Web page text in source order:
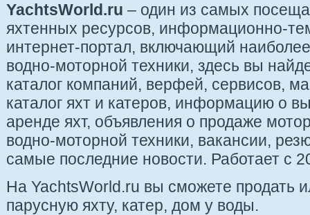
YachtsWorld.ru – один из самых
яхтенных ресурсов, информационно-
интернет-портал, включающий
водно-моторной техники, здесь вы
каталог компаний, верфей, сервисов,
каталог яхт и катеров, информацию о
аренде яхт, объявления о продаже
водно-моторной техники, вакансии,
самые последние новости. Работает с
На YachtsWorld.ru вы сможете продать
парусную яхту, катер, дом у воды.